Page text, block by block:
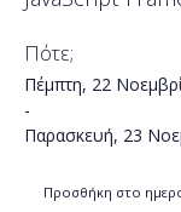
Πότε;
Πέμπτη, 22
-
Παρασκευή, 23
Προσθήκη στο